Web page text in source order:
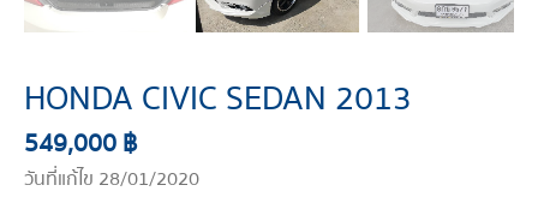
HONDA CIVIC SEDAN 2013
549,000 ฿
วันที่แก้ไข 28/01/2020